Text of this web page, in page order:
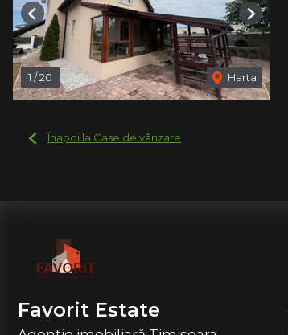
1 /20 Harta
Previous Next
Înapoi la Case de vânzare
Favorit Estate